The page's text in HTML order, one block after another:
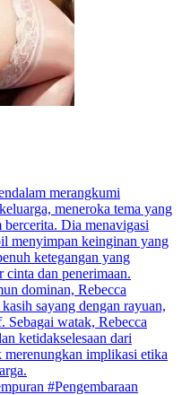
merangkumi
meneroka tema yang
bercerita. Dia menavigasi
menyimpan keinginan yang
ketegangan yang
cinta dan penerimaan.
dominan, Rebecca
sayang dengan rayuan,
Sebagai watak, Rebecca
ketidakselesaan dari
merenungkan implikasi etika
#Pengembaraan